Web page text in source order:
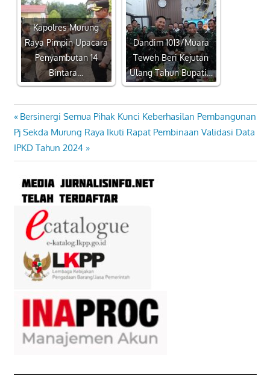
Kapolres Murung
Raya Pimpin Upacara
Penyambutan 14
Bintara…
Dandim 1013/Muara
Teweh Beri Kejutan
Ulang Tahun Bupati…
Navigasi
pos
Previous
Post:
Bersinergi Semua Pihak Kunci Keberhasilan Pembangunan
Next
Post:
Pj Sekda Murung Raya Ikuti Rapat Pembinaan Validasi Data
IPKD Tahun 2024